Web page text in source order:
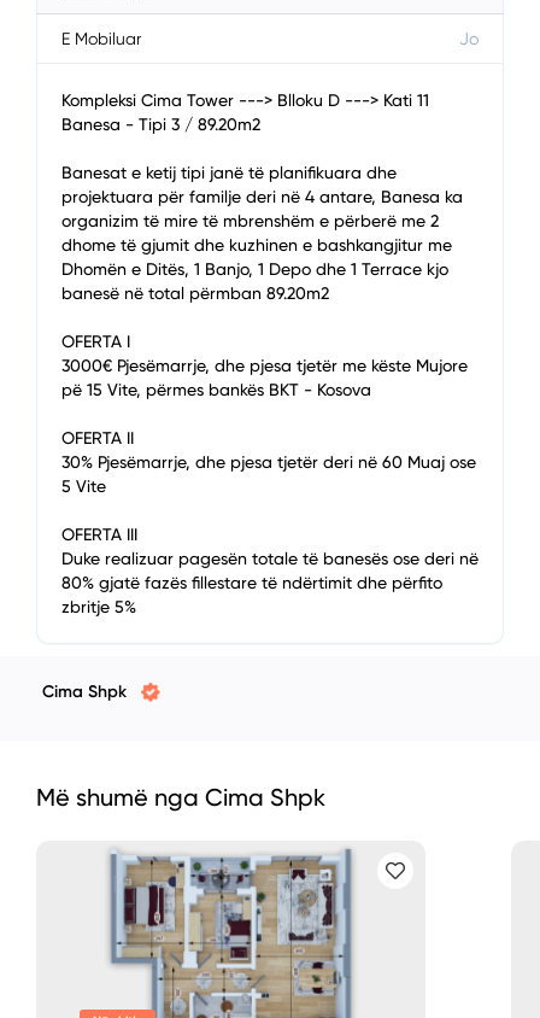
E Mobiluar Jo
Kompleksi Cima Tower ---> Blloku D ---> Kati 11
Banesa - Tipi 3 / 89.20m2
Banesat e ketij tipi janë të planifikuara dhe
projektuara për familje deri në 4 antare, Banesa ka
organizim të mire të mbrenshëm e përberë me 2
dhome të gjumit dhe kuzhinen e bashkangjitur me
Dhomën e Ditës, 1 Banjo, 1 Depo dhe 1 Terrace kjo
banesë në total përmban 89.20m2
OFERTA I
3000€ Pjesëmarrje, dhe pjesa tjetër me këste Mujore
pë 15 Vite, përmes bankës BKT - Kosova
OFERTA II
30% Pjesëmarrje, dhe pjesa tjetër deri në 60 Muaj ose
5 Vite
OFERTA III
Duke realizuar pagesën totale të banesës ose deri në
80% gjatë fazës fillestare të ndërtimit dhe përfito
zbritje 5%
Cima Shpk
Më shumë nga Cima Shpk